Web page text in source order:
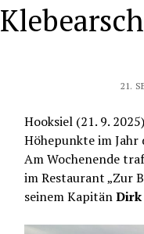
21.
Hooksiel (21. 9.
Höhepunkte im Jahr
Am Wochenende
im Restaurant „Zur
seinem KapitänDirk